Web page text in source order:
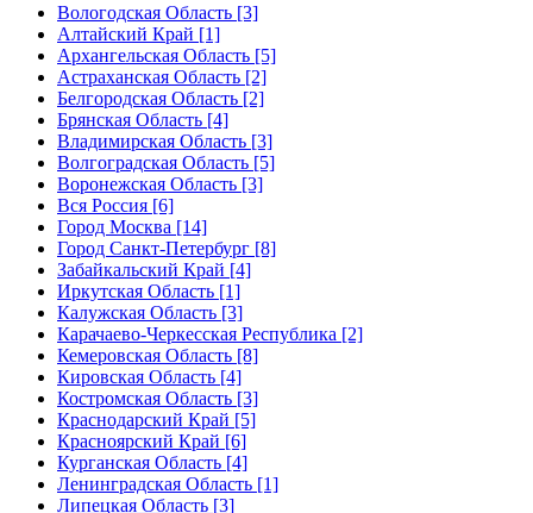
Вологодская Область [3]
Алтайский Край [1]
Архангельская Область [5]
Астраханская Область [2]
Белгородская Область [2]
Брянская Область [4]
Владимирская Область [3]
Волгоградская Область [5]
Воронежская Область [3]
Вся Россия [6]
Город Москва [14]
Город Санкт-Петербург [8]
Забайкальский Край [4]
Иркутская Область [1]
Калужская Область [3]
Карачаево-Черкесская Республика [2]
Кемеровская Область [8]
Кировская Область [4]
Костромская Область [3]
Краснодарский Край [5]
Красноярский Край [6]
Курганская Область [4]
Ленинградская Область [1]
Липецкая Область [3]